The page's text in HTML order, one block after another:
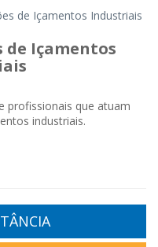
de Içamentos Industriais
de Içamentos
profissionais que atuam
industriais.